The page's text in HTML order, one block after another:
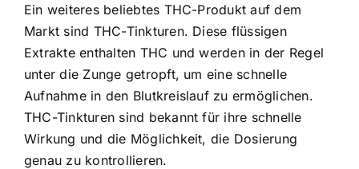
Ein weiteres beliebtes THC-Produkt auf dem
Markt sind THC-Tinkturen. Diese flüssigen
Extrakte enthalten THC und werden in der Regel
unter die Zunge getropft, um eine schnelle
Aufnahme in den Blutkreislauf zu ermöglichen.
THC-Tinkturen sind bekannt für ihre schnelle
Wirkung und die Möglichkeit, die Dosierung
genau zu kontrollieren.